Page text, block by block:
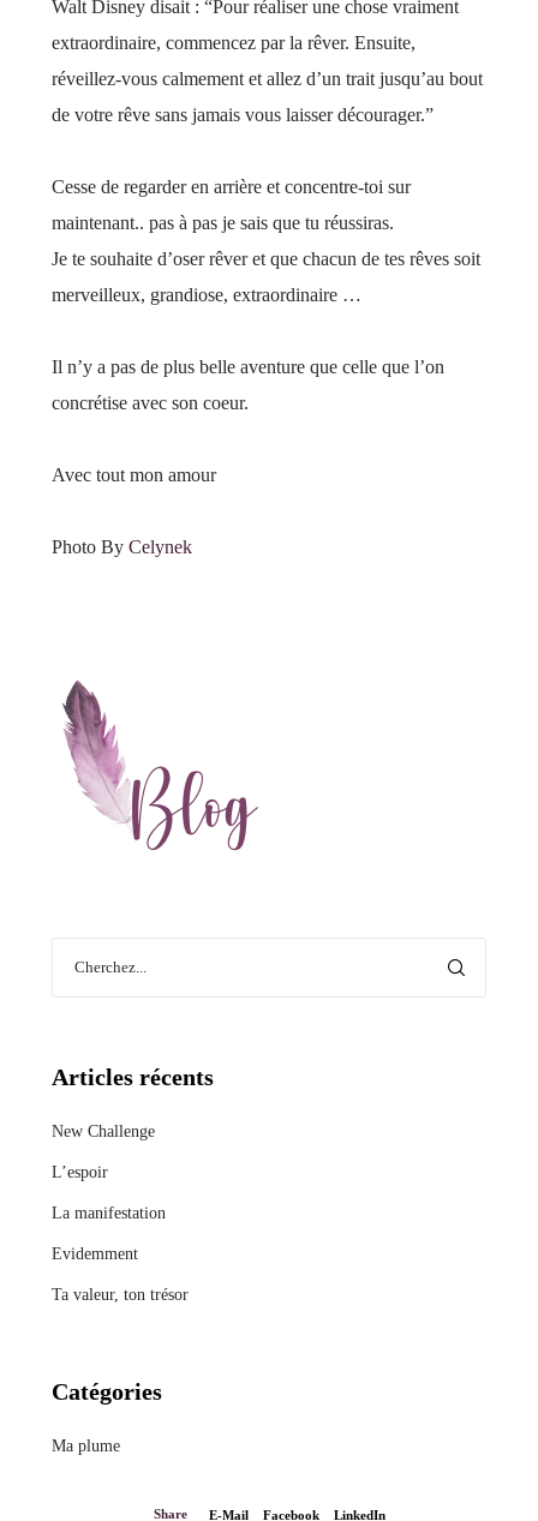
Walt Disney disait : “Pour réaliser une chose vraiment
extraordinaire, commencez par la rêver. Ensuite,
réveillez-vous calmement et allez d’un trait jusqu’au bout
de votre rêve sans jamais vous laisser décourager.”
Cesse de regarder en arrière et concentre-toi sur
maintenant.. pas à pas je sais que tu réussiras.
Je te souhaite d’oser rêver et que chacun de tes rêves soit
merveilleux, grandiose, extraordinaire …
Il n’y a pas de plus belle aventure que celle que l’on
concrétise avec son coeur.
Avec tout mon amour
Photo By Celynek
Articles récents
New Challenge
L’espoir
La manifestation
Evidemment
Ta valeur, ton trésor
Catégories
Ma plume
Share E-Mail Facebook LinkedIn